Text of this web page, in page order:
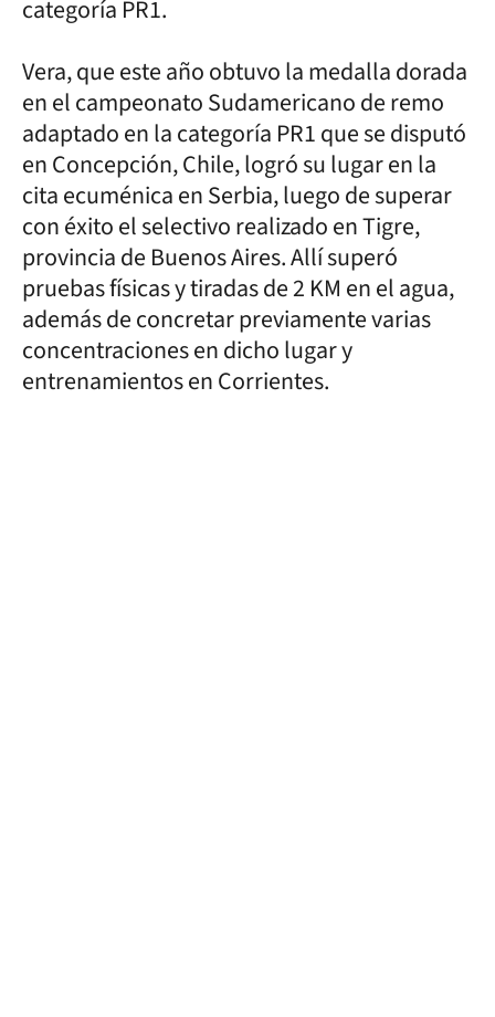
categoría PR1.
Vera, que este año obtuvo la medalla dorada
en el campeonato Sudamericano de remo
adaptado en la categoría PR1 que se disputó
en Concepción, Chile, logró su lugar en la
cita ecuménica en Serbia, luego de superar
con éxito el selectivo realizado en Tigre,
provincia de Buenos Aires. Allí superó
pruebas físicas y tiradas de 2 KM en el agua,
además de concretar previamente varias
concentraciones en dicho lugar y
entrenamientos en Corrientes.